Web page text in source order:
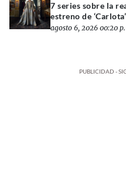
7 series sobre la
estreno de ‘Carlota’
agosto 6, 2026 00:20
PUBLICIDAD -